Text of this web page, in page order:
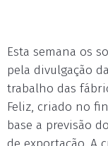
Esta semana os
pela divulgação
trabalho das
Feliz, criado no
base a previsão